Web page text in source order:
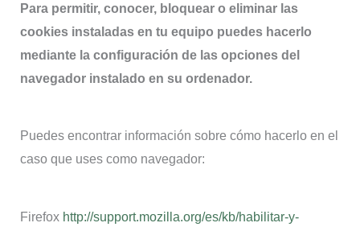
Para permitir, conocer, bloquear o eliminar las
cookies instaladas en tu equipo puedes hacerlo
mediante la configuración de las opciones del
navegador instalado en su ordenador.
Puedes encontrar información sobre cómo hacerlo en el
caso que uses como navegador:
Firefox http://support.mozilla.org/es/kb/habilitar-y-